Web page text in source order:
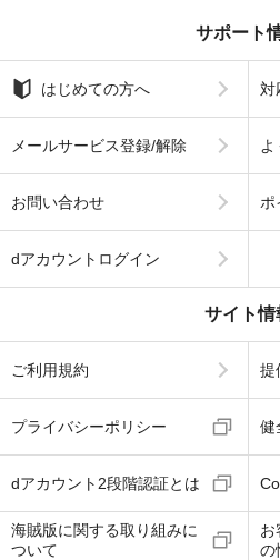
サポート
はじめての方へ 対
メールサービス登録/解除 よ
お問い合わせ ポ
dアカウントログイン
サイト情
ご利用規約 提
プライバシーポリシー 健
dアカウント2段階認証とは
海賊版に関する取り組みに
ついて
お
の